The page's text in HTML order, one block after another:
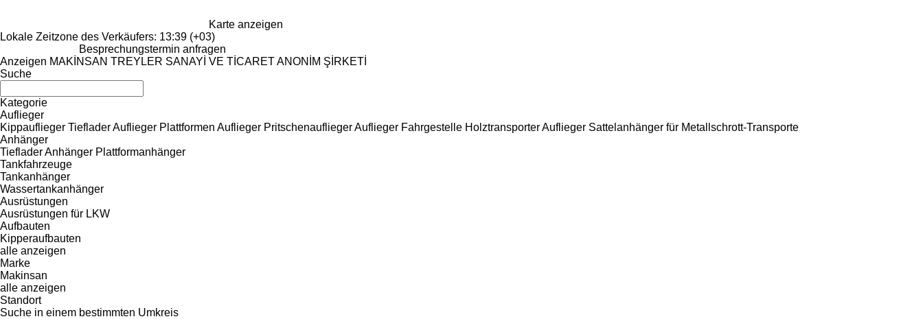
Karte anzeigen
Lokale Zeitzone des Verkäufers: 13:39 (+03)
Besprechungstermin anfragen
Anzeigen MAKİNSAN TREYLER SANAYİ VE TİCARET ANONİM ŞİRKETİ
Suche
Kategorie
Auflieger
Kippauflieger Tieflader Auflieger Plattformen Auflieger PritschenaufliegerAuflieger Fahrgestelle Holztransporter Auflieger Sattelanhänger für Metallschrott-Transporte
Anhänger
Tieflader Anhänger Plattformanhänger
Tankfahrzeuge
Tankanhänger
Wassertankanhänger
Ausrüstungen
Ausrüstungen für LKW
Aufbauten
Kipperaufbauten
alle anzeigen
Marke
Makinsan
alle anzeigen
Standort
Suche in einem bestimmten Umkreis